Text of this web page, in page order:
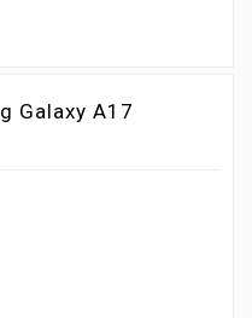
Galaxy A17